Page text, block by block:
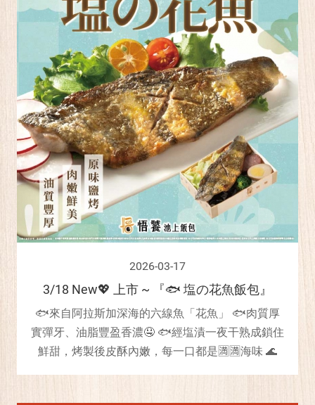
2026-03-17
3/18 New💖 上市 ~ 『🐟 塩の花魚飯包』
🐟來自阿拉斯加深海的六線魚「花魚」 🐟肉質厚
實彈牙、油脂豐盈香濃🤤 🐟經塩漬一夜干熟成鎖住
鮮甜，烤製後皮酥內嫩，每一口都是🈵🈵海味 🌊